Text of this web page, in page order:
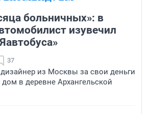
больничных»: в
изувечил
37
из Москвы за свои деньги
в деревне Архангельской